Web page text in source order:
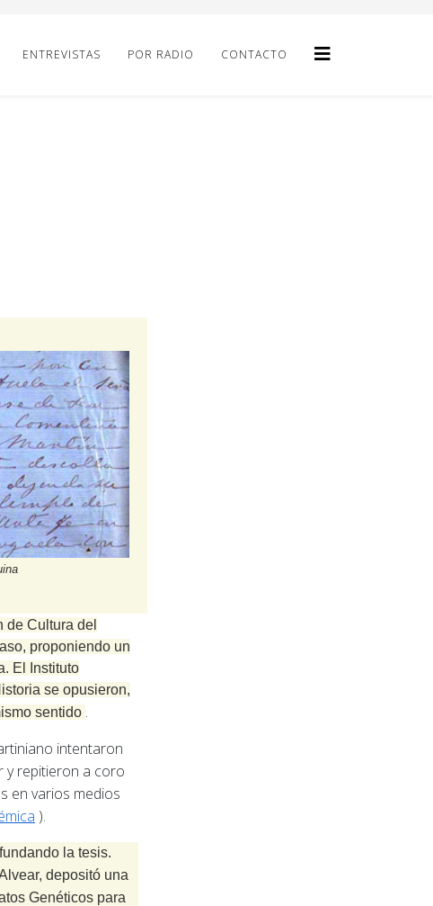
ENTREVISTAS POR RADIO CONTACTO
de Cultura del
proponiendo un
El Instituto
se opusieron,
sentido .
intentaron
y repitieron a coro
en varios medios
).
fundando la tesis.
depositó una
Genéticos para